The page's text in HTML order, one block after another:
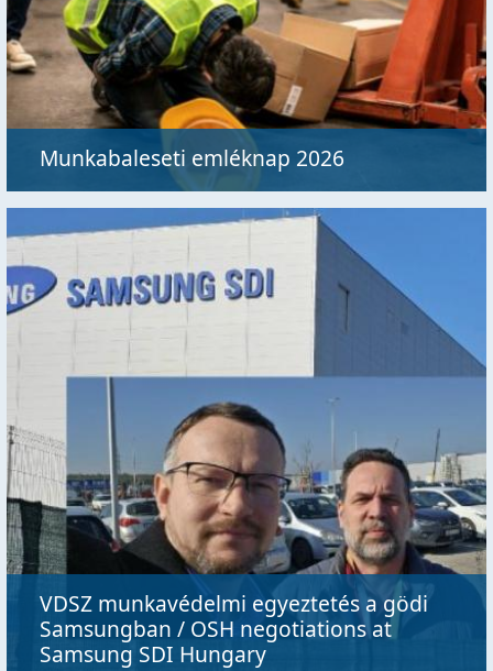
Munkabaleseti emléknap 2026
VDSZ munkavédelmi egyeztetés a gödi
Samsungban / OSH negotiations at
Samsung SDI Hungary